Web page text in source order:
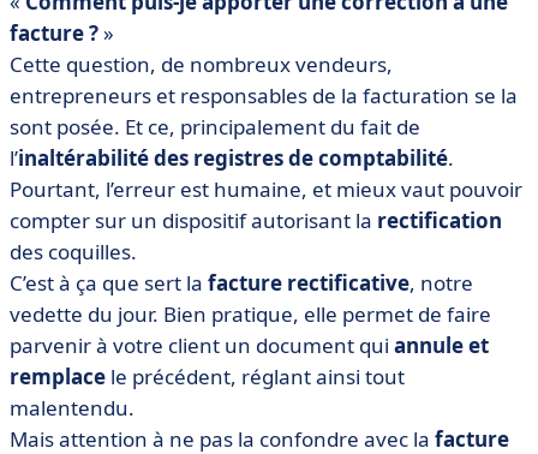
• Définition de la facture rectificative
• Dans quel cas faire une facture rectificative ?
• Comment établir une facture rectificative ?
• Quels sont les délais pour émettre une facture
rectificative ?
• Modèle de facture rectificative
• Facture rectificative et TVA
• Quels outils pour gérer vos factures rectificatives ?
• Facture rectificative : que retenir ?
facture ?»
Cette question, de nombreux vendeurs,
entrepreneurs et responsables de la facturation se la
sont posée. Et ce, principalement du fait de
l’inaltérabilité des registres de comptabilité.
Pourtant, l’erreur est humaine, et mieux vaut pouvoir
compter sur un dispositif autorisant la rectification
des coquilles.
C’est à ça que sert la facture rectificative, notre
vedette du jour. Bien pratique, elle permet de faire
parvenir à votre client un document qui annule et
remplace le précédent, réglant ainsi tout
malentendu.
Mais attention à ne pas la confondre avec la facture